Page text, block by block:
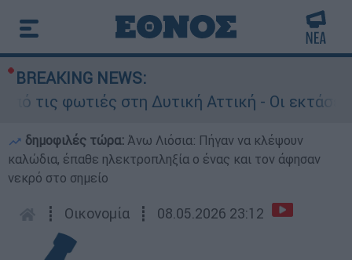
BREAKING NEWS:
στη Δυτική Αττική - Οι εκτάσεις που
δημοφιλές τώρα: Άνω Λιόσια: Πήγαν να κλέψουν
καλώδια, έπαθε ηλεκτροπληξία ο ένας και τον άφησαν
νεκρό στο σημείο
┋ Οικονομία ┋ 08.05.2026 23:12